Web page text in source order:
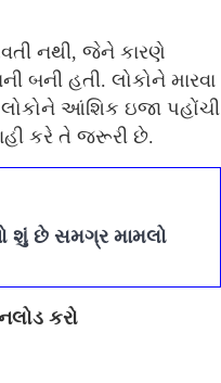
નથી, જેને કારણે
બની હતી. લોકોને મારવા
આંશિક ઇજા પહોંચી
કરે તે જરૂરી છે.
શું છે સમગ્ર મામલો
કરો